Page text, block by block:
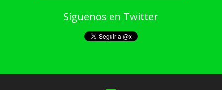
Síguenos en Twitter